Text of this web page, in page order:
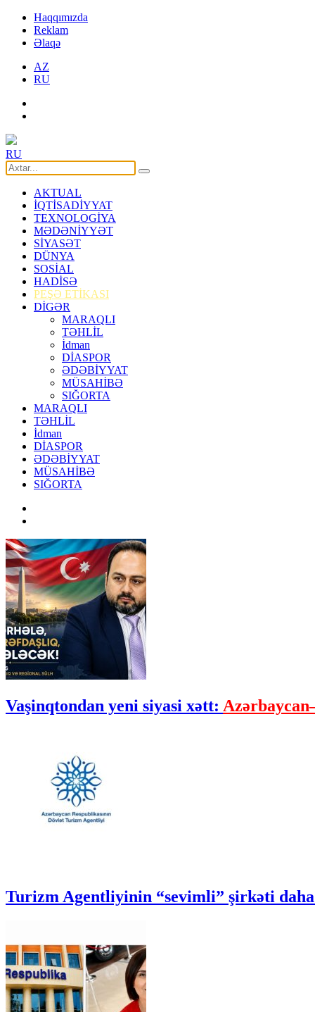
Haqqımızda
Reklam
Əlaqə
AZ
RU
RU
AKTUAL
İQTİSADİYYAT
TEXNOLOGİYA
MƏDƏNİYYƏT
SİYASƏT
DÜNYA
SOSİAL
HADİSƏ
PEŞƏ ETİKASI
DİGƏR
MARAQLI
TƏHLİL
İdman
DİASPOR
ƏDƏBİYYAT
MÜSAHİBƏ
SIĞORTA
MARAQLI
TƏHLİL
İdman
DİASPOR
ƏDƏBİYYAT
MÜSAHİBƏ
SIĞORTA
Vaşinqtondan yeni siyasi xətt:
Turizm Agentliyinin “sevimli” şirkəti